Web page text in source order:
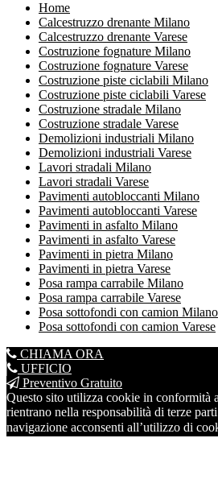
Home
Calcestruzzo drenante Milano
Calcestruzzo drenante Varese
Costruzione fognature Milano
Costruzione fognature Varese
Costruzione piste ciclabili Milano
Costruzione piste ciclabili Varese
Costruzione stradale Milano
Costruzione stradale Varese
Demolizioni industriali Milano
Demolizioni industriali Varese
Lavori stradali Milano
Lavori stradali Varese
Pavimenti autobloccanti Milano
Pavimenti autobloccanti Varese
Pavimenti in asfalto Milano
Pavimenti in asfalto Varese
Pavimenti in pietra Milano
Pavimenti in pietra Varese
Posa rampa carrabile Milano
Posa rampa carrabile Varese
Posa sottofondi con camion Milano
Posa sottofondi con camion Varese
CHIAMA ORA
UFFICIO
Preventivo Gratuito
Questo sito utilizza cookie in conformità
rientrano nella responsabilità di terze
navigazione acconsenti all’utilizzo di